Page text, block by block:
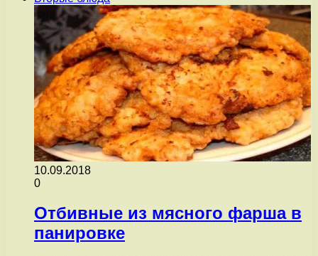
10.09.2018
0
Отбивные из мясного фарша в
панировке